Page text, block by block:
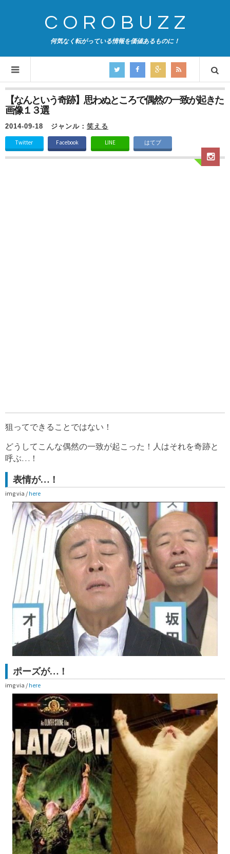
COROBUZZ
何気なく転がっている情報を価値あるものに！
【なんという奇跡】思わぬところで偶然の一致が起きた
画像１３選
2014-09-18 ジャンル： 笑える
Twitter Facebook LINE はてブ
狙ってできることではない！
どうしてこんな偶然の一致が起こった！人はそれを奇跡と
呼ぶ…！
表情が…！
img via / here
ポーズが…！
img via / here